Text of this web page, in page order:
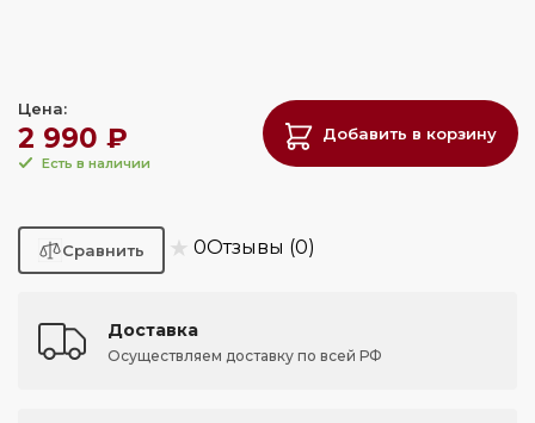
Цена:
2 990 ₽
Есть в наличии
Добавить в корзину
★ 0Отзывы (0)
Доставка
Осуществляем доставку по всей РФ